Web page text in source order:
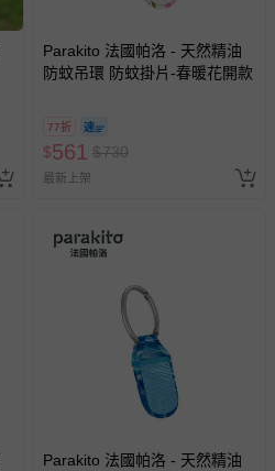
Parakito 法國帕洛 - 天然精油
防蚊吊環 防蚊掛片-春暖花開款
77折
$561 $730
最新上架
Parakito 法國帕洛 - 天然精油